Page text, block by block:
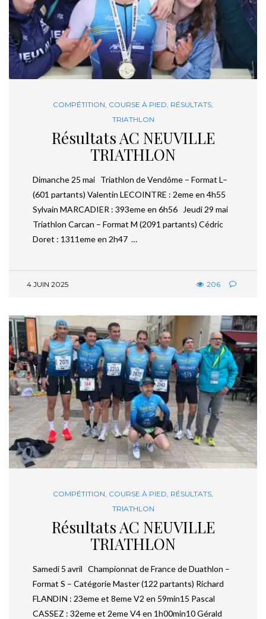
COMPÉTITION, COURSE À PIED, RÉSULTATS
TRIATHLON
Résultats AC NEUVILLE
TRIATHLON
Dimanche 25 mai Triathlon de Vendôme – Format L–
(601 partants) Valentin LECOINTRE : 2eme en 4h55
Sylvain MARCADIER : 393eme en 6h56 Jeudi 29 mai
Triathlon Carcan – Format M (2091 partants) Cédric
Doret : 1311eme en 2h47 …
4 JUIN 2025 206
COMPÉTITION COURSE À PIED RÉSULTATS
TRIATHLON
Résultats AC NEUVILLE
TRIATHLON
Samedi 5 avril Championnat de France de Duathlon –
Format S – Catégorie Master (122 partants) Richard
FLANDIN : 23eme et 8eme V2 en 59min15 Pascal
CASSEZ : 32eme et 2eme V4 en 1h00min10 Gérald